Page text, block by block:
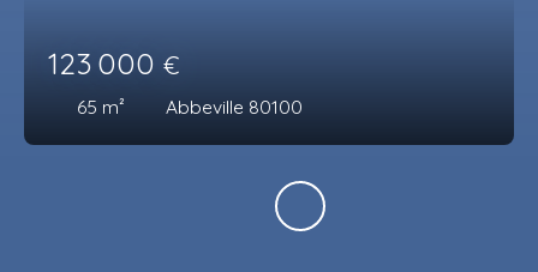
123 000 €
65 m² Abbeville 80100